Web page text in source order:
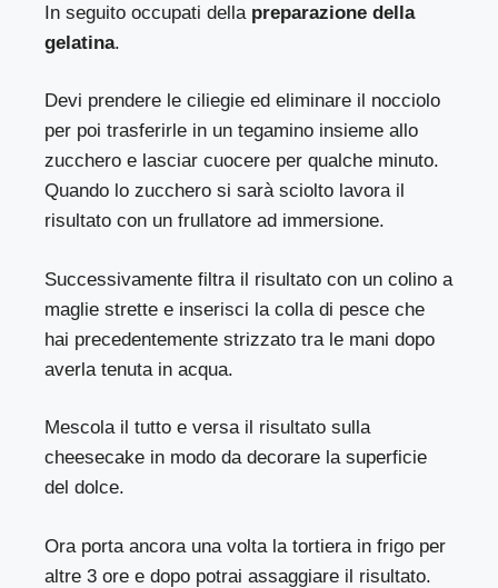
In seguito occupati della preparazione della
gelatina.
Devi prendere le ciliegie ed eliminare il nocciolo
per poi trasferirle in un tegamino insieme allo
zucchero e lasciar cuocere per qualche minuto.
Quando lo zucchero si sarà sciolto lavora il
risultato con un frullatore ad immersione.
Successivamente filtra il risultato con un colino a
maglie strette e inserisci la colla di pesce che
hai precedentemente strizzato tra le mani dopo
averla tenuta in acqua.
Mescola il tutto e versa il risultato sulla
cheesecake in modo da decorare la superficie
del dolce.
Ora porta ancora una volta la tortiera in frigo per
altre 3 ore e dopo potrai assaggiare il risultato.